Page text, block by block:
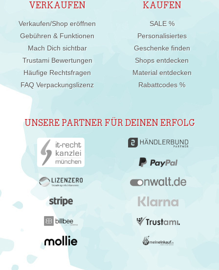
VERKAUFEN
Verkaufen/Shop eröffnen
Gebühren & Funktionen
Mach Dich sichtbar
Trustami Bewertungen
Häufige Rechtsfragen
FAQ Verpackungslizenz
KAUFEN
SALE %
Personalisiertes
Geschenke finden
Shops entdecken
Material entdecken
Rabattcodes %
UNSERE PARTNER FÜR DEINEN ERFOLG